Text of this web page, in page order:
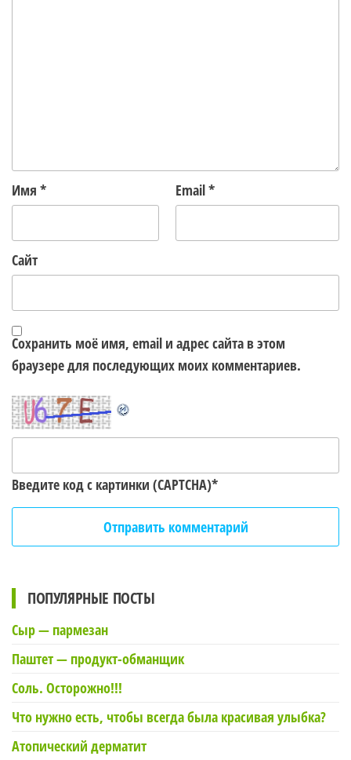
Имя * Email*
Сайт
Сохранить моё имя, email и адрес сайта в этом
браузере для последующих моих комментариев.
Введите код с картинки (CAPTCHA)*
ПОПУЛЯРНЫЕ ПОСТЫ
Сыр — пармезан
Паштет — продукт-обманщик
Соль. Осторожно!!!
Что нужно есть, чтобы всегда была красивая улыбка?
Атопический дерматит